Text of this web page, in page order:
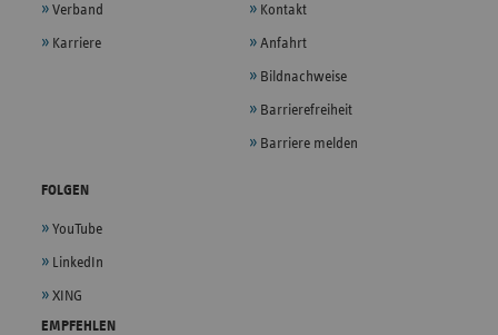
Verband
Karriere
Kontakt
Anfahrt
Bildnachweise
Barrierefreiheit
Barriere melden
FOLGEN
YouTube
LinkedIn
XING
EMPFEHLEN